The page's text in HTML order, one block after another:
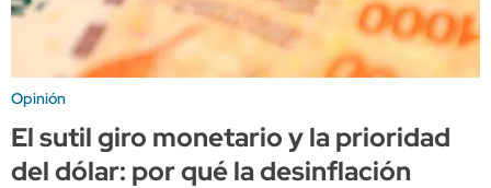
Opinión
El sutil giro monetario y la prioridad
del dólar: por qué la desinflación